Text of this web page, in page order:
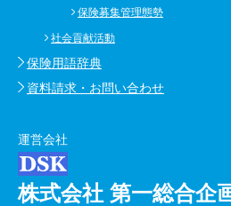
保険募集管理態勢
社会貢献活動
保険用語辞典
資料請求・お問い合わせ
運営会社
株式会社 第一総合企